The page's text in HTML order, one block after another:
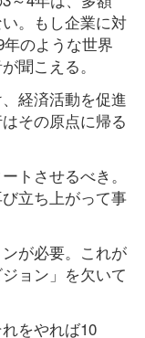
。もし企業に対
のような世界
聞こえる。
経済活動を促進
その原点に帰る
トさせるべき。
立ち上がって事
が必要。これが
ョン」を欠いて
をやれば10